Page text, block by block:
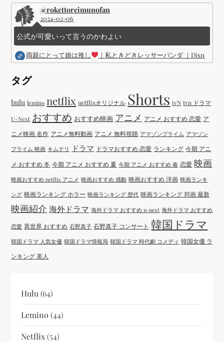
@rokettoreimunofan
2024-02-06
公式が可愛いって言うのかわよい
両親にとって娘は推し ｜私ときどきレッサーパンダ ｜Disney (
タグ
hulu lemino netflix netflixオリジナル Shorts tvN tvn ドラマ
U-Next おすすめ おすすめ映画 アニメ アニメ おすすめ 恋愛 ア
ニメ映画 名作 アニメ無料動画 アニメ 無料視聴 アマゾンプライム アマゾン
プライム 映画 キムテリ ドラマ ドラマおすすめ 恋愛 ランキング 今期 アニ
メ おすすめ 冬 今期 アニメ おすすめ 夏 今期 アニメ おすすめ 春 恋愛 映画
映画おすすめ netflix アニメ 映画おすすめ 感動 映画おすすめ 洋画 映画ランキ
ング 映画ランキング ホラー 映画ランキング 歴代 映画ランキング 邦画 最新
映画紹介 海外ドラマ 海外ドラマ おすすめ u-next 海外ドラマ おすすめ
恋愛 異世界 おすすめ 石野真子 石野真子 コンサート 韓国ドラマ
韓国ドラマ 人気女優 韓国ドラマ情報局 韓国ドラマ 時代劇 コメディ 韓国女優 ラ
ンキング 美人
Hulu (64)
Lemino (44)
Netflix(54)